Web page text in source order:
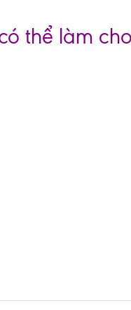
thể làm